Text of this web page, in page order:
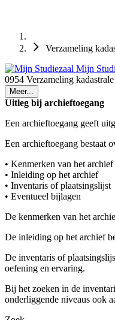
Verzameling
Mijn
0954 Verzameling
Meer...
Uitleg bij archieftoegang
Een archieftoegang geeft
Een archieftoegang bestaat
• Kenmerken van het archief
• Inleiding op het archief
• Inventaris of plaatsingslijst
• Eventueel bijlagen
De kenmerken van het
De inleiding op het archief
De inventaris of
oefening en ervaring.
Bij het zoeken in de
onderliggende niveaus ook